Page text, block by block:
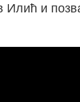
Илић и